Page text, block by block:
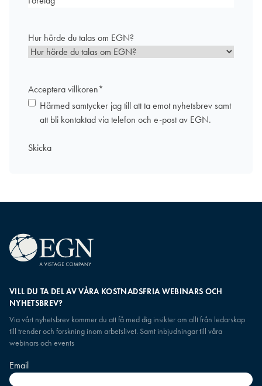
Hur hörde du talas om EGN?
Acceptera villkoren*
Härmed samtycker jag till att ta emot nyhetsbrev samt
att bli kontaktad via telefon och e-post av EGN.
VILL DU TA DEL AV VÅRA KOSTNADSFRIA WEBINARS OCH
NYHETSBREV?
Via vårt nyhetsbrev kommer du att få med dig insikter om allt från ledarskap
till trender och forskning inom arbetslivet. Samt inbjudningar till våra
webinars och events
Email